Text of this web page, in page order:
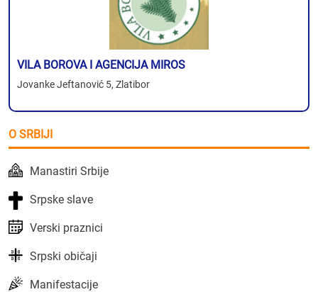
VILA BOROVA I AGENCIJA MIROS
Jovanke Jeftanović 5, Zlatibor
O SRBIJI
Manastiri Srbije
Srpske slave
Verski praznici
Srpski običaji
Manifestacije